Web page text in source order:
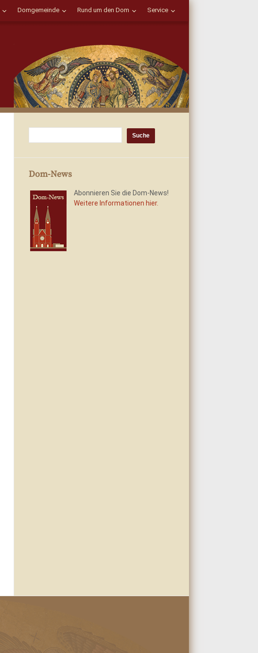
Domgemeinde Rund um den Dom Service
Dom-News
Abonnieren Sie die Dom-News!
Weitere Informationen hier.